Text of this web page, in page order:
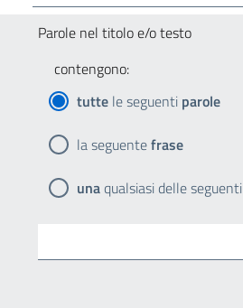
Parole nel titolo e/o testo
contengono:
tutte le seguenti parole
la seguentefrase
unaqualsiasi delle seguenti